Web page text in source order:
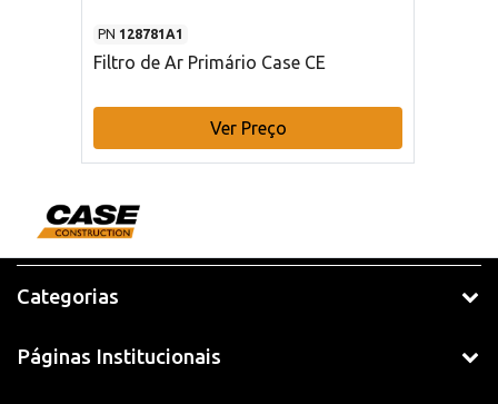
PN 128781A1
Filtro de Ar Primário Case CE
Ver Preço
Categorias
Páginas Institucionais